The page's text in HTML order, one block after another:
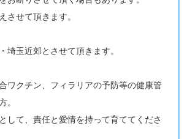
させて頂きます。
埼玉近郊とさせて頂きます。
ワクチン、フィラリアの予防等の健康管
。
して、責任と愛情を持って育ててくださ